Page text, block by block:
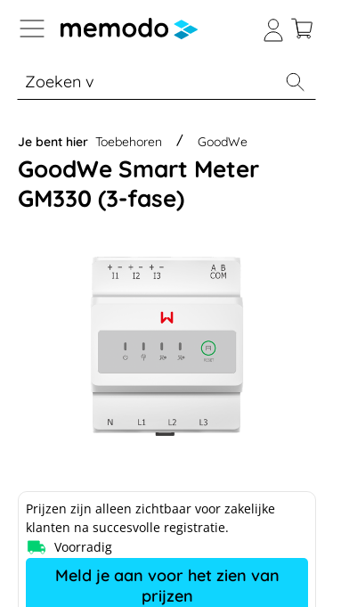
naar navigatie B2B-platform
% Sale Batterijopslag thuis
Je bent hier Toebehoren GoodWe
GoodWe Smart Meter
GM330 (3-fase)
Prijzen zijn alleen zichtbaar voor zakelijke
klanten na succesvolle registratie.
Voorradig
Meld je aan voor het zien van
prijzen